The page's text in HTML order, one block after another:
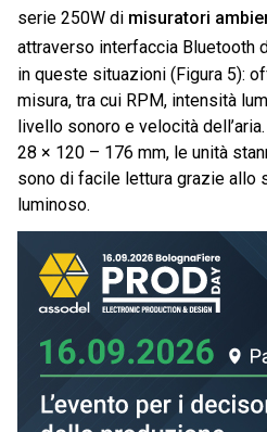
serie 250W di misuratori
attraverso interfaccia Bluetooth
in queste situazioni (Figura 5):
misura, tra cui RPM, intensità
livello sonoro e velocità
28 × 120 – 176 mm, le unità
sono di facile lettura grazie allo
luminoso.